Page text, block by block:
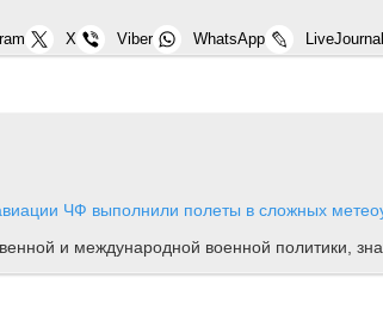
X Viber WhatsApp LiveJournal
ЧФ выполнили полеты в сложных
и международной военной